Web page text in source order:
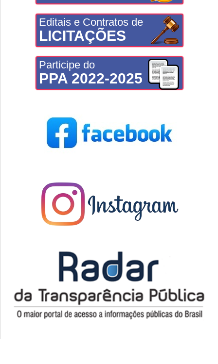
Editais e Contratos de
LICITAÇÕES
Participe do
PPA 2022-2025